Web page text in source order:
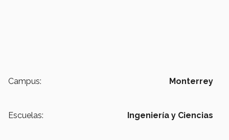
Campus: Monterrey
Escuelas: Ingeniería y Ciencias